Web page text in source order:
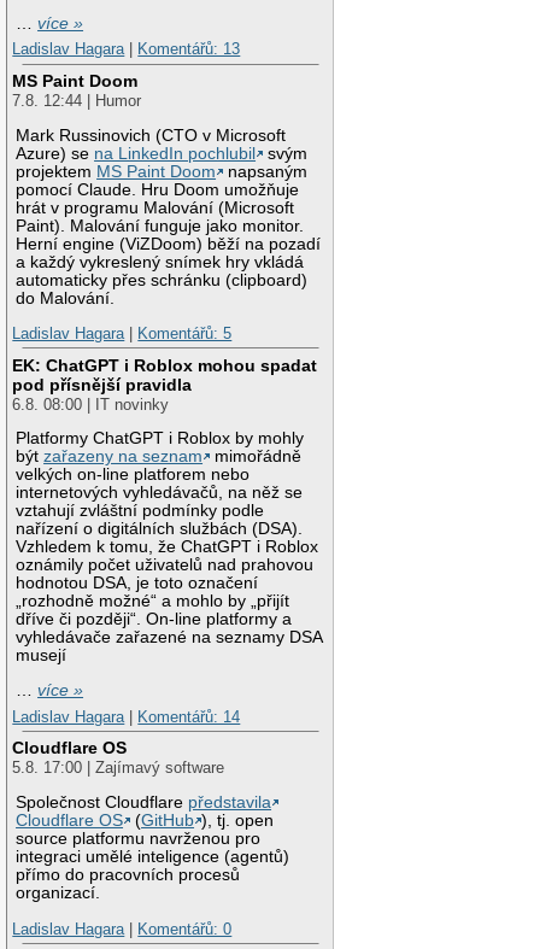
…více »
Ladislav Hagara| Komentářů: 13
MS Paint Doom
7.8. 12:44 | Humor
Mark Russinovich (CTO v Microsoft
Azure) se na LinkedIn pochlubil
svým
projektem MS Paint Doom
napsaným
pomocí Claude. Hru Doom umožňuje
hrát v programu Malování (Microsoft
Paint). Malování funguje jako monitor.
Herní engine (ViZDoom) běží na pozadí
a každý vykreslený snímek hry vkládá
automaticky přes schránku (clipboard)
do Malování.
Ladislav Hagara| Komentářů: 5
EK: ChatGPT i Roblox mohou spadat
pod přísnější pravidla
6.8. 08:00 | IT novinky
Platformy ChatGPT i Roblox by mohly
býtzařazeny na seznam
mimořádně
velkých on-line platforem nebo
internetových vyhledávačů, na něž se
vztahují zvláštní podmínky podle
nařízení o digitálních službách (DSA).
Vzhledem k tomu, že ChatGPT i Roblox
oznámily počet uživatelů nad prahovou
hodnotou DSA, je toto označení
„rozhodně možné“ a mohlo by „přijít
dříve či později“. On-line platformy a
vyhledávače zařazené na seznamy DSA
musejí
…více »
Ladislav Hagara | Komentářů: 14
Cloudflare OS
5.8. 17:00 | Zajímavý software
Společnost Cloudflare představila
Cloudflare OS
(GitHub ), tj. open
source platformu navrženou pro
integraci umělé inteligence (agentů)
přímo do pracovních procesů
organizací.
Ladislav Hagara | Komentářů: 0